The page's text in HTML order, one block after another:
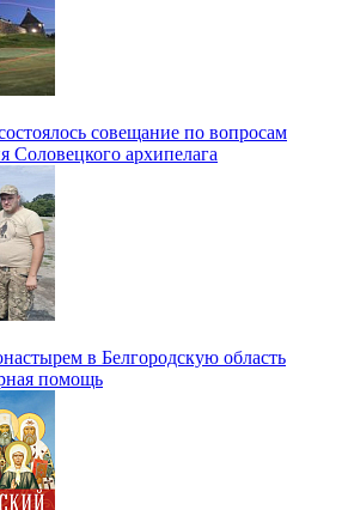
совещание по вопросам
Соловецкого архипелага
в Белгородскую область
помощь